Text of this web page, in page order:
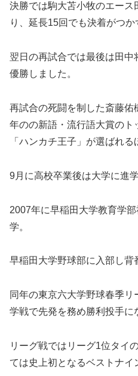
決勝では駒大苫小牧のエー
り、延長15回でも決着がつか
翌日の再試合では最後は田
優勝しました。
再試合の死闘を制した斎藤佑
年のの新語・流行語大賞のト
「ハンカチ王子」が選ばれる
9月に高校卒業後は大学に進
2007年に早稲田大学教育学
学。
早稲田大学野球部に入部し背
同年の東京六大学野球春季
学戦で先発を務め勝利投手に
リーグ戦ではリーグ1位タイ
ては史上初となるベストナイ